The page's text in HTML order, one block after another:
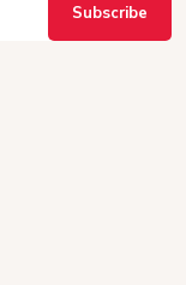
Subscribe